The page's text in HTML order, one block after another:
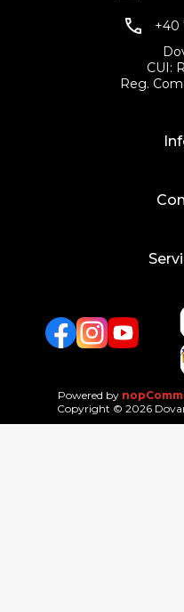
+40
CUI:
Reg.
FacebookTwitterYouTube
Powered by
Copyright © 2026